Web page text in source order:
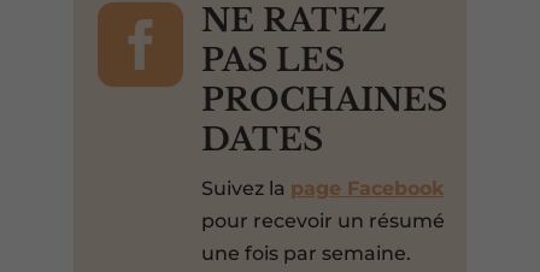

NE RATEZ
PAS LES
PROCHAINES
DATES
Suivez la page Facebook
pour recevoir un résumé
une fois par semaine.